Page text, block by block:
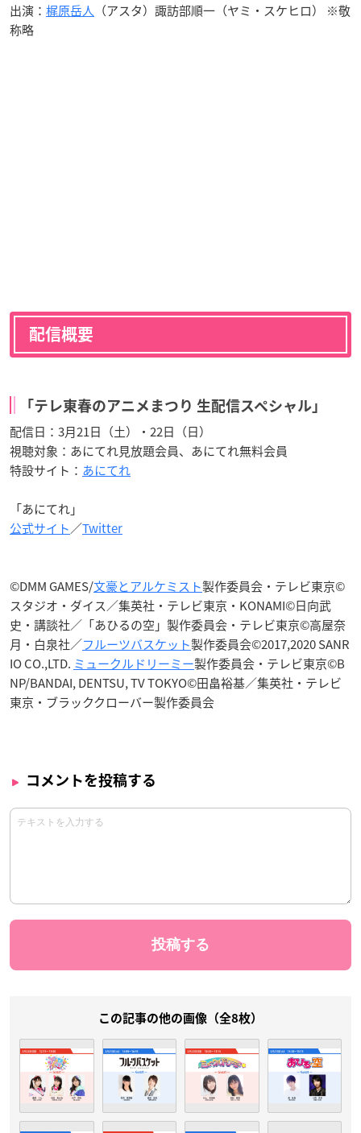
出演： 梶原岳人 （アスタ）諏訪部順一（ヤミ・スケヒロ） ※敬
称略
配信概要
「テレ東春のアニメまつり 生配信スペシャル」
配信日：3月21日（土）・22日（日）
視聴対象：あにてれ見放題会員、あにてれ無料会員
特設サイト： あにてれ
「あにてれ」
公式サイト／Twitter
©DMM GAMES/文豪とアルケミスト製作委員会・テレビ東京©
スタジオ・ダイス／集英社・テレビ東京・KONAMI©日向武
史・講談社／「あひるの空」製作委員会・テレビ東京©高屋奈
月・白泉社／フルーツバスケット製作委員会©2017,2020 SANR
IO CO.,LTD. ミュークルドリーミー製作委員会・テレビ東京©B
NP/BANDAI, DENTSU, TV TOKYO©田畠裕基／集英社・テレビ
東京・ブラッククローバー製作委員会
コメントを投稿する
この記事の他の画像（全8枚）